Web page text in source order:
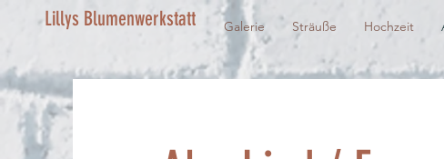
Lillys Blumenwerkstatt Galerie Sträuße Hochzeit